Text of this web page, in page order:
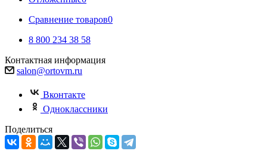
Сравнение товаров0
8 800 234 38 58
Контактная информация
salon@ortovm.ru
Вконтакте
Одноклассники
Поделиться